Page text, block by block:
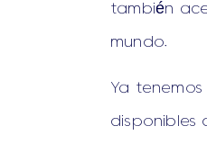
también
mundo.
Ya tenemos
disponibles